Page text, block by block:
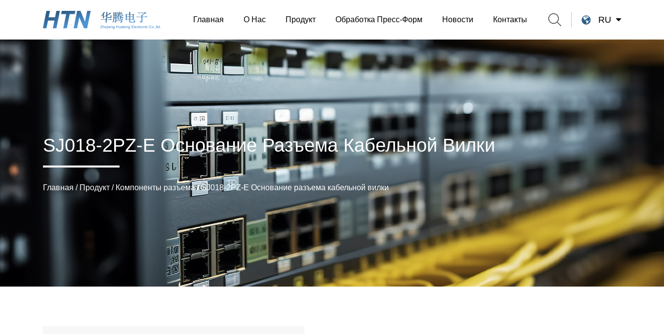
Главная О Нас Продукт Обработка Пресс-Форм Новости Контакты RU
SJ018-2PZ-E Основание Разъема Кабельной Вилки
Главная /Продукт / Компоненты разъема/SJ018-2PZ-E Основание разъема кабельной вилки